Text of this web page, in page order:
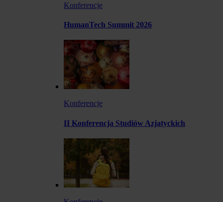
Konferencje
HumanTech Summit 2026
Konferencje
II Konferencja Studiów Azjatyckich